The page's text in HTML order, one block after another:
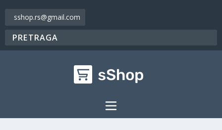
sshop.rs@gmail.com